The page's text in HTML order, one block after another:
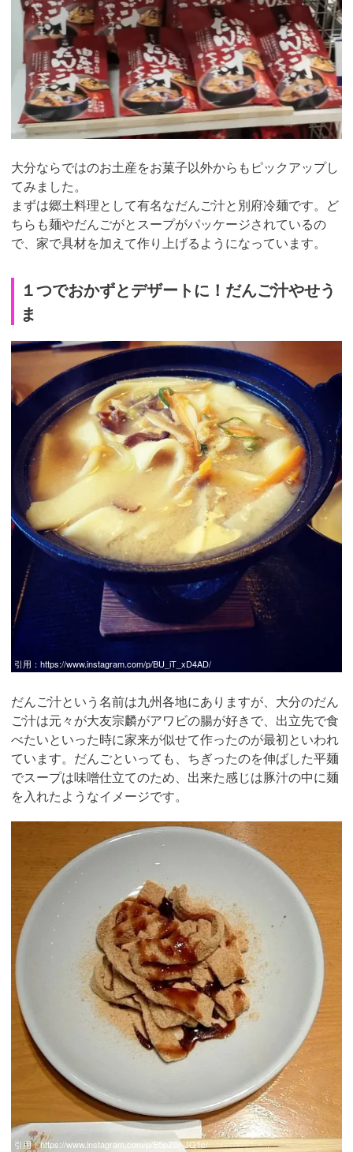
大分ならではのお土産をお菓子以外からもピックアップし
てみました。
まずは郷土料理として有名なだんご汁と別府冷麺です。ど
ちらも麺やだんごがとスープがパッケージされているの
で、家で具材を加えて作り上げるようになっています。
１つでおかずとデザートに！だんご汁やせう
ま
引用： https://www.instagram.com/p/BU_iT_xD4AD/
だんご汁という名前は九州各地にありますが、大分のだん
ご汁は元々が大友宗麟がアワビの腸が好きで、出立先で食
べたいといった時に家来が似せて作ったのが最初といわれ
ています。だんごといっても、ちぎったのを伸ばした平麺
でスープは味噌仕立てのため、出来た感じは豚汁の中に麺
を入れたようなイメージです。
引用：https://www.instagram.com/p/B5pZ0r-JQ1c/